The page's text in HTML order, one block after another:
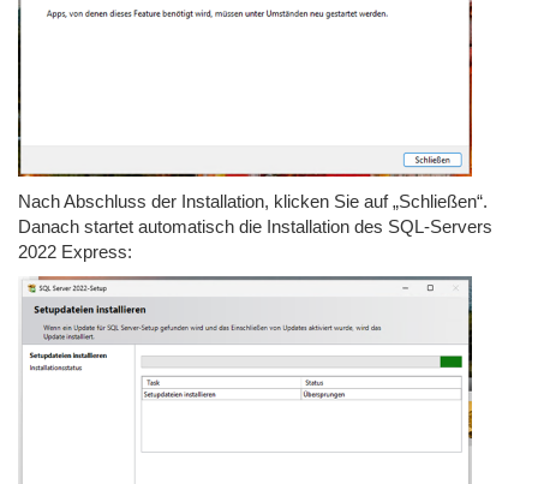
Nach Abschluss der Installation, klicken Sie auf „Schließen“.
Danach startet automatisch die Installation des SQL-Servers
2022 Express: